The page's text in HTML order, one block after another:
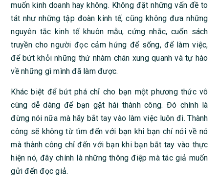
muốn kinh doanh hay không. Không đặt những vấn đề to
tát như những tập đoàn kinh tế, cũng không đưa những
nguyên tắc kinh tế khuôn mẫu, cứng nhắc, cuốn sách
truyền cho người đọc cảm hứng để sống, để làm việc,
để bứt khỏi những thứ nhàm chán xung quanh và tự hào
về những gì mình đã làm được.
Khác biệt để bứt phá chỉ cho bạn một phương thức vô
cùng dễ dàng để bạn gặt hái thành công. Đó chính là
đừng nói nữa mà hãy bắt tay vào làm việc luôn đi. Thành
công sẽ không từ tìm đến với bạn khi bạn chỉ nói về nó
mà thành công chỉ đến với bạn khi bạn bắt tay vào thực
hiện nó, đây chính là những thông điệp mà tác giả muốn
gửi đến đọc giả.